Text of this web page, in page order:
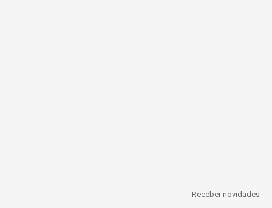
Receber novidades